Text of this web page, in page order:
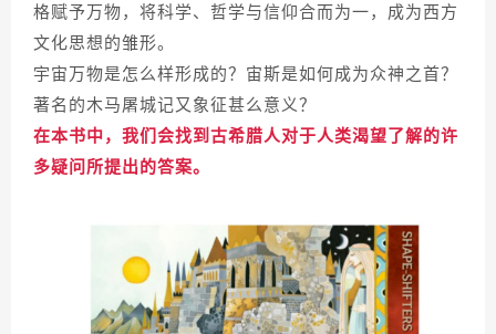
格赋予万物，将科学、哲学与信仰合而为一，成为西方
文化思想的雏形。
宇宙万物是怎么样形成的？宙斯是如何成为众神之首？
著名的木马屠城记又象征甚么意义？
在本书中，我们会找到古希腊人对于人类渴望了解的许
多疑问所提出的答案。